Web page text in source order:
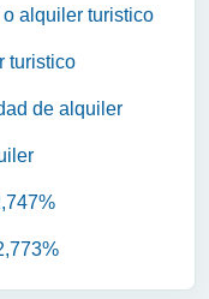
alquiler turistico
turistico
de alquiler